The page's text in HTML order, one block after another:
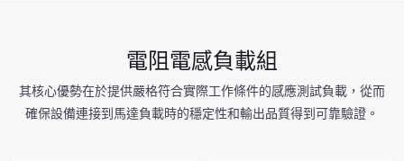
電阻電感負載組
其核心優勢在於提供嚴格符合實際工作條件的感應測試負載，從而
確保設備連接到馬達負載時的穩定性和輸出品質得到可靠驗證。